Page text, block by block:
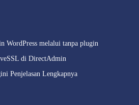
WordPress melalui tanpa plugin
di DirectAdmin
Penjelasan Lengkapnya